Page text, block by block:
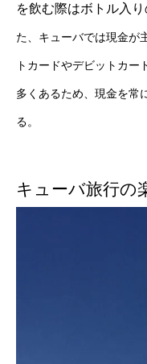
を飲む際はボトル入
た、キューバでは現金が
トカードやデビットカー
多くあるため、現金を常
る。
キューバ旅行の